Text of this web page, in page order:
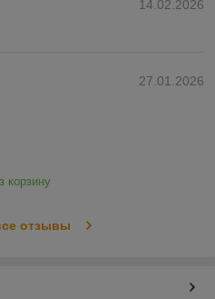
14.02.2026
27.01.2026
корзину
отзывы